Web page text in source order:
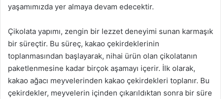
yaşamımızda yer almaya devam edecektir.
Çikolata yapımı, zengin bir lezzet deneyimi sunan karmaşık
bir süreçtir. Bu süreç, kakao çekirdeklerinin
toplanmasından başlayarak, nihai ürün olan çikolatanın
paketlenmesine kadar birçok aşamayı içerir. İlk olarak,
kakao ağacı meyvelerinden kakao çekirdekleri toplanır. Bu
çekirdekler, meyvelerin içinden çıkarıldıktan sonra bir süre